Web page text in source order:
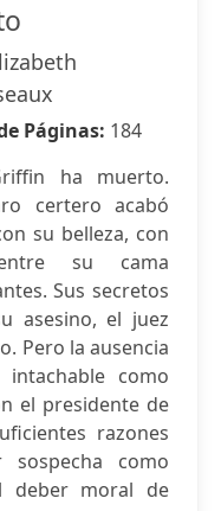
Páginas: 184
ha muerto.
certero acabó
su belleza, con
su cama
Sus secretos
asesino, el juez
Pero la ausencia
como
el presidente de
razones
sospecha como
deber moral de